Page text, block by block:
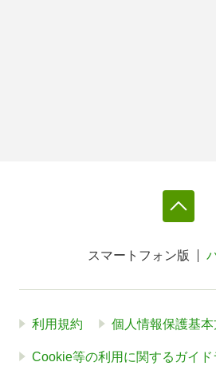
スマートフォン版
利用規約 個人情報保護基
Cookie等の利用に関するガイド